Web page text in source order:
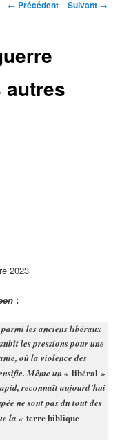
Navigation
← Précédent Suivant →
2023
:
les anciens libéraux
les pressions pour une
où la violence des
Même un «libéral »
reconnaît aujourd’hui
ne sont pas du tout des
la «terre biblique